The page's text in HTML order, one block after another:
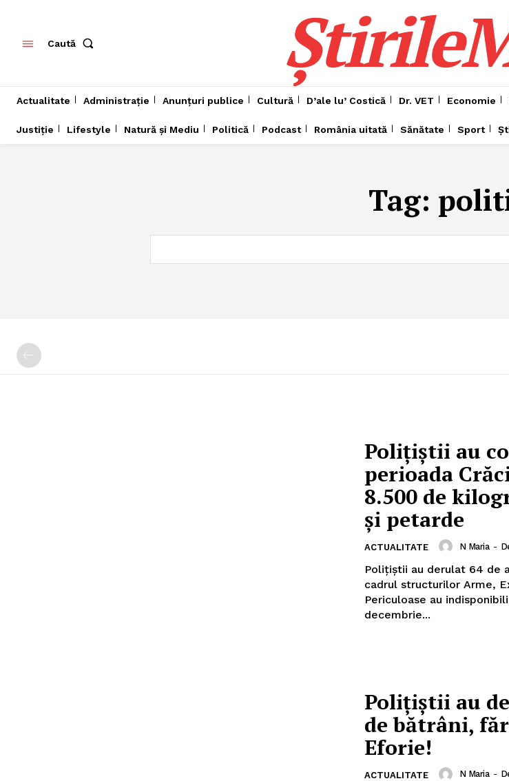
Caută
Actualitate Administrație Anunțuri publice Cultură D’ale lu’ Costică Dr. VET Economie
Justiție Lifestyle Natură și Mediu Politică Podcast România uitată Sănătate Sport
Tag:
Polițiștii au
perioada
8.500 de
și petarde
ACTUALITATE N Maria -
Polițiștii au derulat 64 de acțiuni
cadrul structurilor Arme,
Periculoase au
decembrie...
Polițiștii au
de bătrâni,
Eforie!
ACTUALITATE N Maria -